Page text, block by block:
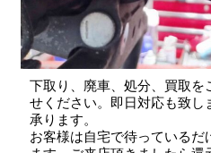
下取り、廃車、処分、買取を
せください。即日対応も致し
承ります。
お客様は自宅で待っている